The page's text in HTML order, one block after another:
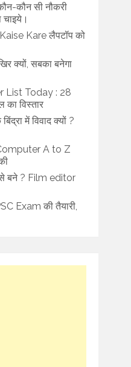
कौन सी नौकरी
चाइये।
Kare लैपटॉप को
क्यों, सबका बनेगा
List Today : 28
का विस्तार
में विवाद क्यों ?
A to Z
बने ? Film editor
Exam की तैयारी,